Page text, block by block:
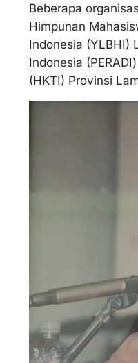
Beberapa
Himpunan
Indonesia (YLBHI)
Indonesia
(HKTI) Provinsi